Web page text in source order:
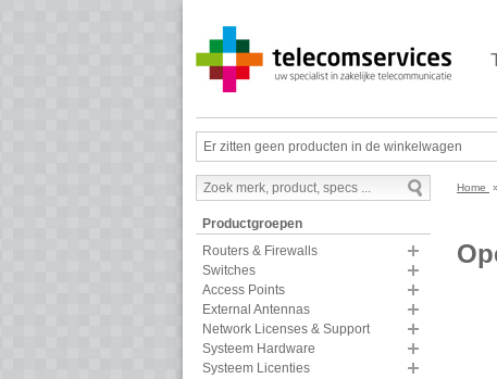
Er zitten geen producten in de winkelwagen
Productgroepen
Routers & Firewalls
Switches
Access Points
External Antennas
Network Licenses & Support
Systeem Hardware
Systeem Licenties
Home »